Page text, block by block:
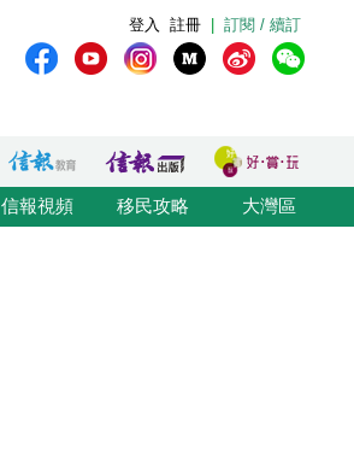
訂閱 / 續訂
註冊
登入
信報視頻 移民攻略 大灣區